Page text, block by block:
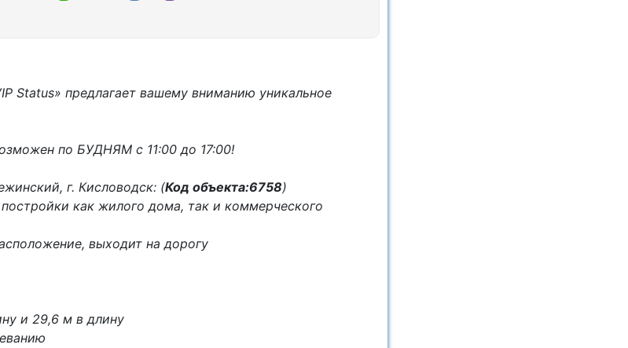
Status» предлагает вашему вниманию уникальное
по БУДНЯМ с 11:00 до 17:00!
г. Кисловодск: (Код объекта:6758)
как жилого дома, так и коммерческого
выхoдит нa доpoгу
и 29,6 м в длину